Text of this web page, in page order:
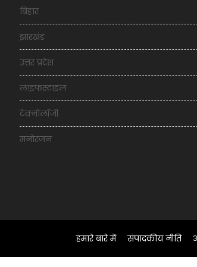
बिहार
झारखंड
उत्तर प्रदेश
लाइफस्टाइल
टेक्नोलॉजी
मनोरंजन
हमारे बारे में संपादकीय नीति